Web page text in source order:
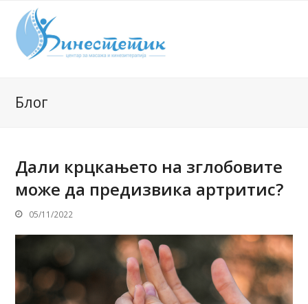
Блог
Дали крцкањето на зглобовите
може да предизвика артритис?
05/11/2022